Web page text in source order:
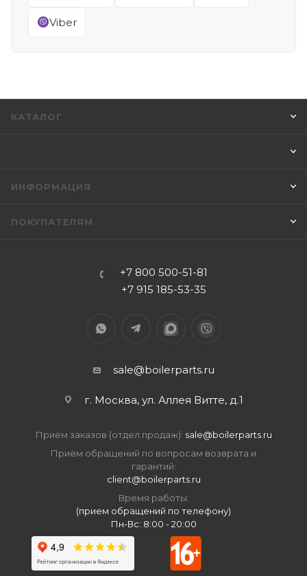
Viber
КАТАЛОГ
ИНФОРМАЦИЯ
ПОКУПАТЕЛЯМ
+7 800 500-51-81
+7 915 185-53-35
sale@boilerparts.ru
г. Москва, ул. Аллея Витте, д.1
Приём заказов (отдел продаж): sale@boilerparts.ru
Приём обращений по вопросам возврата и
гарантий:
client@boilerparts.ru
Время работы:
(прием обращений по телефону)
Пн-Вс: 8:00 - 20:00